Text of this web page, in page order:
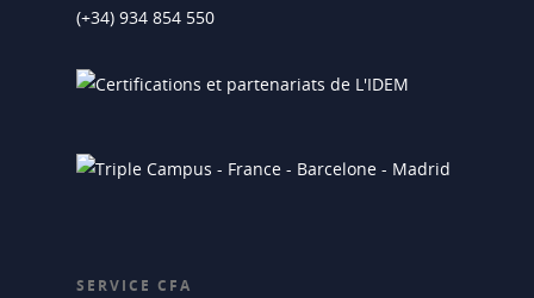
(+34) 934 854 550
SERVICE CFA